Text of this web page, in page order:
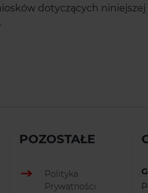
dotyczących
.
POZOSTAŁE
Polityka
Prywatności